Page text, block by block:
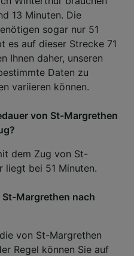
13 Minuten. Die
sogar nur 51
es auf dieser Strecke 71
Ihnen daher, unseren
Daten zu
variieren können.
von St-Margrethen
dem Zug von St-
liegt bei 51 Minuten.
Margrethen nach
von St-Margrethen
Regel können Sie auf